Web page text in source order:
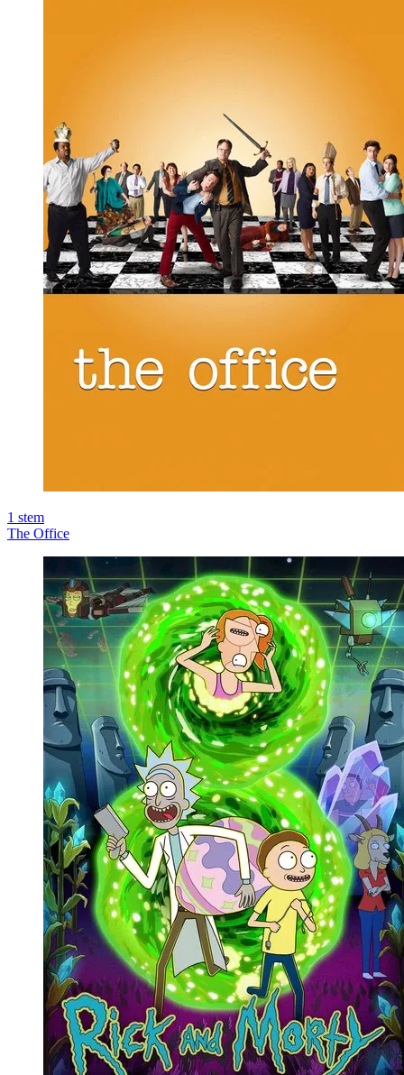
1 stem
The Office